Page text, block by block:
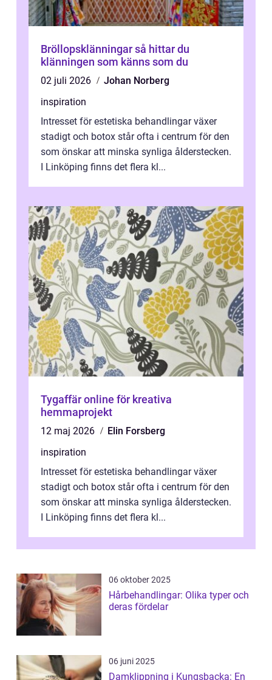
Bröllopsklänningar så hittar du
klänningen som känns som du
02 juli 2026
Johan Norberg
inspiration
Intresset för estetiska behandlingar växer
stadigt och botox står ofta i centrum för den
som önskar att minska synliga ålderstecken.
I Linköping finns det flera kl...
Tygaffär online för kreativa
hemmaprojekt
12 maj 2026
Elin Forsberg
inspiration
Intresset för estetiska behandlingar växer
stadigt och botox står ofta i centrum för den
som önskar att minska synliga ålderstecken.
I Linköping finns det flera kl...
06 oktober 2025
Hårbehandlingar: Olika typer och
deras fördelar
06 juni 2025
Damklippning i Kungsbacka: En